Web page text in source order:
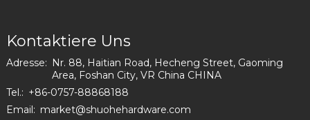
Kontaktiere Uns
Adresse: Nr. 88, Haitian Road, Hecheng Street, Gaoming
Area, Foshan City, VR China CHINA
Tel.: +86-0757-88868188
Email: market@shuohehardware.com